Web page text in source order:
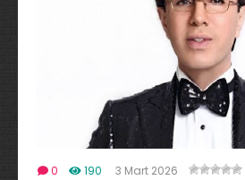
0 190 3 Mart 2026